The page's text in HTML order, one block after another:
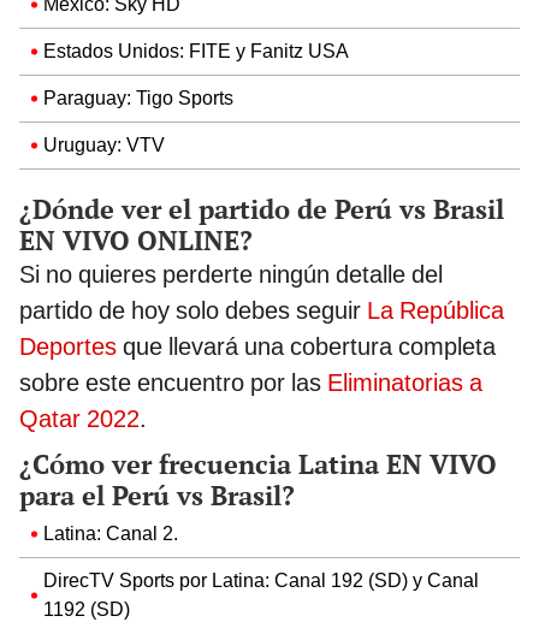
Estados Unidos: FITE y Fanitz USA
Paraguay: Tigo Sports
Uruguay: VTV
¿Dónde ver el partido de Perú vs Brasil
EN VIVO ONLINE?
Si no quieres perderte ningún detalle del
partido de hoy solo debes seguir La República
Deportes que llevará una cobertura completa
sobre este encuentro por las Eliminatorias a
Qatar 2022.
¿Cómo ver frecuencia Latina EN VIVO
para el Perú vs Brasil?
Latina: Canal 2.
DirecTV Sports por Latina: Canal 192 (SD) y Canal
1192 (SD)